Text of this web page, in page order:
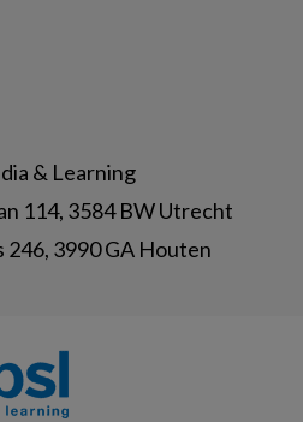
& Learning
114, 3584 BW Utrecht
246, 3990 GA Houten